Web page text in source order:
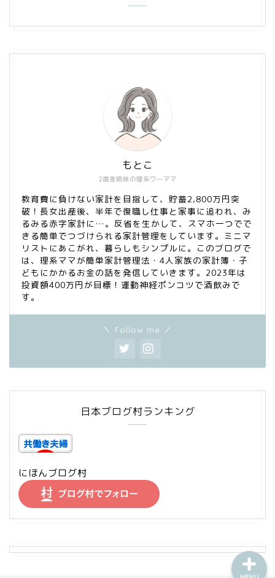
2歳差姉妹の理系ワーママ
もとこ
教育費に負けない家計を目指して、貯蓄2,800万円突
破！長女出産後、半年で復職し仕事と家事に追われ、み
るみる赤字家計に…。反省を生かして、スマホ一つでで
きる簡単でつづけられる家計管理をしています。ミニマ
リストにあこがれ、暮らしもシンプルに。このブログで
は、理系ママが簡単家計管理法・4人家族の家計簿・子
どもにかかるお金の話を発信していきます。2023年は
投資額400万円が目標！運動神経ポンコツで酒飲みで
す。
＼ Follow me ／
日本ブログ村ランキング
にほんブログ村
家計管理